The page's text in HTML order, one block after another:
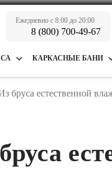
Ежедневно с 8:00 до 20:00
8 (800) 700-49-67
КАРКАСНЫЕ БАНИ
бруса естественной